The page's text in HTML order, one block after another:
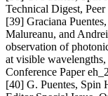
Technical Digest,
[39] Graciana
Malureanu, and
observation of
at visible
Conference Paper
[40] G. Puentes, Spin